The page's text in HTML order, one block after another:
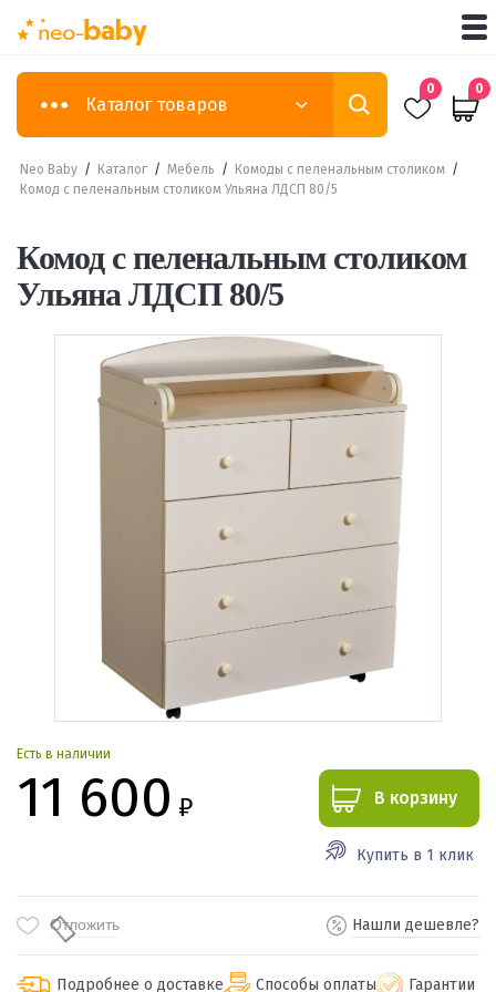
Каталог товаров
0 0
Neo Baby / Каталог / Мебель / Комоды с пеленальным столиком /
Комод с пеленальным столиком Ульяна ЛДСП 80/5
Комод с пеленальным столиком
Ульяна ЛДСП 80/5
Есть в наличии
11 600 ₽ В корзину
Купить в 1 клик
Отложить Нашли дешевле?
Подробнее о доставке Способы оплаты Гарантии